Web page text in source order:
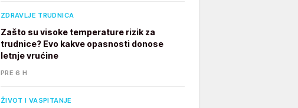
ZDRAVLJE TRUDNICA
Zašto su visoke temperature rizik za
trudnice? Evo kakve opasnosti donose
letnje vrućine
PRE 6 H
ŽIVOT I VASPITANJE